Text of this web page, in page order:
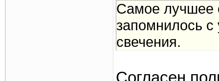
Самое лучшее
запомнилось с
свечения.